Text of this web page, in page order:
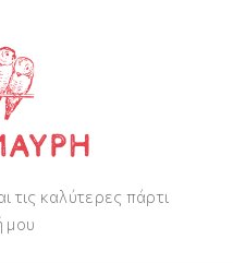
τις καλύτερες πάρτι
μου